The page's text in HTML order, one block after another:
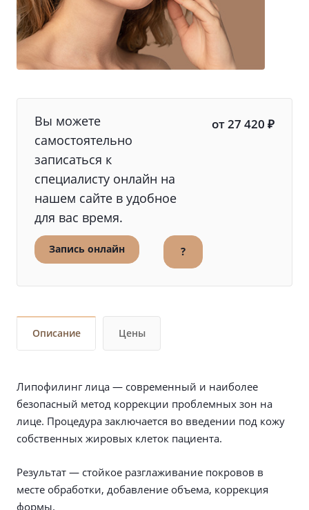
Вы можете
самостоятельно
записаться к
специалисту онлайн на
нашем сайте в удобное
для вас время.
от 27 420 ₽
Запись онлайн ?
Описание Цены
Липофилинг лица — современный и наиболее
безопасный метод коррекции проблемных зон на
лице. Процедура заключается во введении под кожу
собственных жировых клеток пациента.
Результат — стойкое разглаживание покровов в
месте обработки, добавление объема, коррекция
формы.